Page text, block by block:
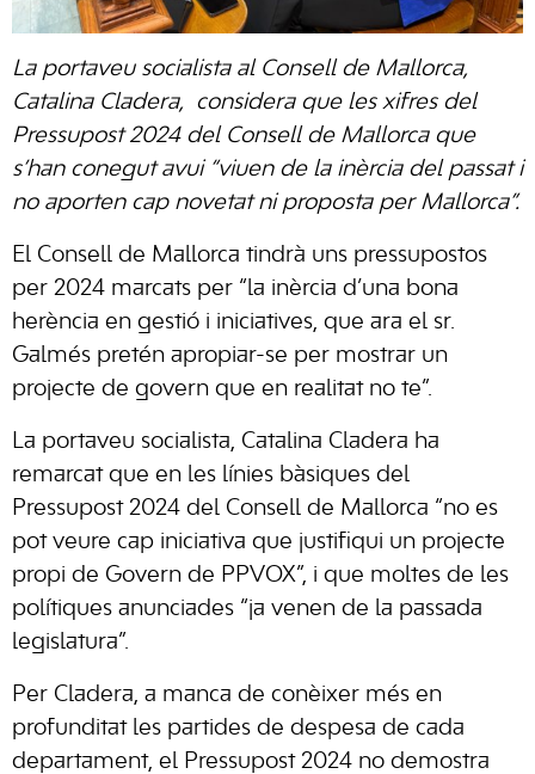
La portaveu socialista al Consell de Mallorca,
Catalina Cladera, considera que les xifres del
Pressupost 2024 del Consell de Mallorca que
s’han conegut avui “viuen de la inèrcia del passat i
no aporten cap novetat ni proposta per Mallorca”.
El Consell de Mallorca tindrà uns pressupostos
per 2024 marcats per “la inèrcia d’una bona
herència en gestió i iniciatives, que ara el sr.
Galmés pretén apropiar-se per mostrar un
projecte de govern que en realitat no te”.
La portaveu socialista, Catalina Cladera ha
remarcat que en les línies bàsiques del
Pressupost 2024 del Consell de Mallorca “no es
pot veure cap iniciativa que justifiqui un projecte
propi de Govern de PPVOX”, i que moltes de les
polítiques anunciades “ja venen de la passada
legislatura”.
Per Cladera, a manca de conèixer més en
profunditat les partides de despesa de cada
departament, el Pressupost 2024 no demostra